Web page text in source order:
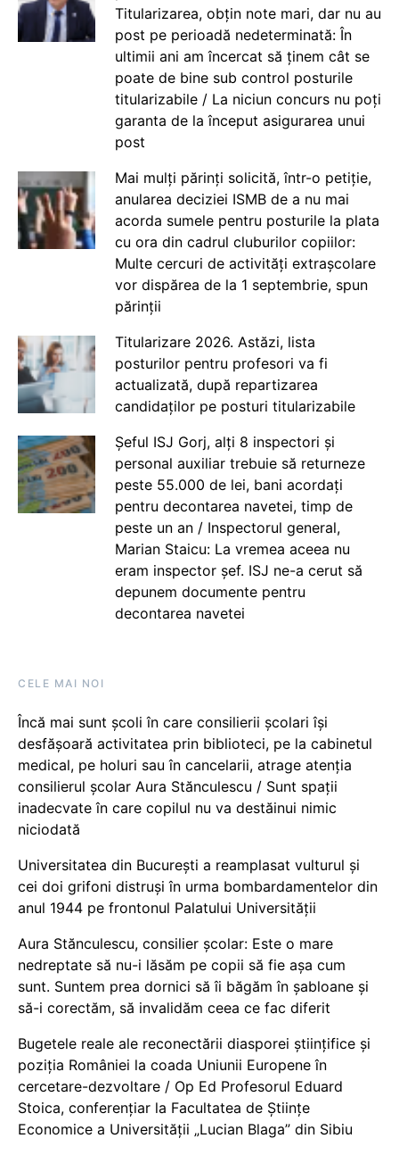
Titularizarea, obțin note mari, dar nu au
post pe perioadă nedeterminată: În
ultimii ani am încercat să ținem cât se
poate de bine sub control posturile
titularizabile / La niciun concurs nu poți
garanta de la început asigurarea unui
post
Mai mulți părinți solicită, într-o petiție,
anularea deciziei ISMB de a nu mai
acorda sumele pentru posturile la plata
cu ora din cadrul cluburilor copiilor:
Multe cercuri de activități extrașcolare
vor dispărea de la 1 septembrie, spun
părinții
Titularizare 2026. Astăzi, lista
posturilor pentru profesori va fi
actualizată, după repartizarea
candidaților pe posturi titularizabile
Șeful ISJ Gorj, alți 8 inspectori și
personal auxiliar trebuie să returneze
peste 55.000 de lei, bani acordați
pentru decontarea navetei, timp de
peste un an / Inspectorul general,
Marian Staicu: La vremea aceea nu
eram inspector șef. ISJ ne-a cerut să
depunem documente pentru
decontarea navetei
CELE MAI NOI
Încă mai sunt școli în care consilierii școlari își
desfășoară activitatea prin biblioteci, pe la cabinetul
medical, pe holuri sau în cancelarii, atrage atenția
consilierul școlar Aura Stănculescu / Sunt spații
inadecvate în care copilul nu va destăinui nimic
niciodată
Universitatea din București a reamplasat vulturul și
cei doi grifoni distruși în urma bombardamentelor din
anul 1944 pe frontonul Palatului Universității
Aura Stănculescu, consilier școlar: Este o mare
nedreptate să nu-i lăsăm pe copii să fie așa cum
sunt. Suntem prea dornici să îi băgăm în șabloane și
să-i corectăm, să invalidăm ceea ce fac diferit
Bugetele reale ale reconectării diasporei științifice și
poziția României la coada Uniunii Europene în
cercetare-dezvoltare / Op Ed Profesorul Eduard
Stoica, conferențiar la Facultatea de Științe
Economice a Universității „Lucian Blaga” din Sibiu